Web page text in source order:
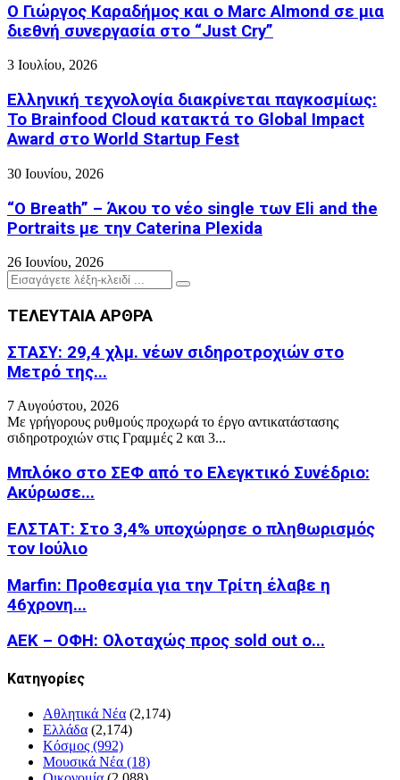
Ο Γιώργος Καραδήμος και ο Marc Almond σε μια
διεθνή συνεργασία στο “Just Cry”
3 Ιουλίου, 2026
Ελληνική τεχνολογία διακρίνεται παγκοσμίως:
Το Brainfood Cloud κατακτά το Global Impact
Award στο World Startup Fest
30 Ιουνίου, 2026
“O Breath” – Άκου το νέο single των Eli and the
Portraits με την Caterina Plexida
26 Ιουνίου, 2026
Search
for:
Search
ΤΕΛΕΥΤΑΙΑ ΑΡΘΡΑ
ΣΤΑΣΥ: 29,4 χλμ. νέων σιδηροτροχιών στο
Μετρό της...
7 Αυγούστου, 2026
Με γρήγορους ρυθμούς προχωρά το έργο αντικατάστασης
σιδηροτροχιών στις Γραμμές 2 και 3...
Μπλόκο στο ΣΕΦ από το Ελεγκτικό Συνέδριο:
Ακύρωσε...
ΕΛΣΤΑΤ: Στο 3,4% υποχώρησε ο πληθωρισμός
τον Ιούλιο
Marfin: Προθεσμία για την Τρίτη έλαβε η
46χρονη...
ΑΕΚ – ΟΦΗ: Ολοταχώς προς sold out ο...
Kατηγορίες
Αθλητικά Νέα (2,174)
Ελλάδα (2,174)
Κόσμος (992)
Μουσικά Νέα (18)